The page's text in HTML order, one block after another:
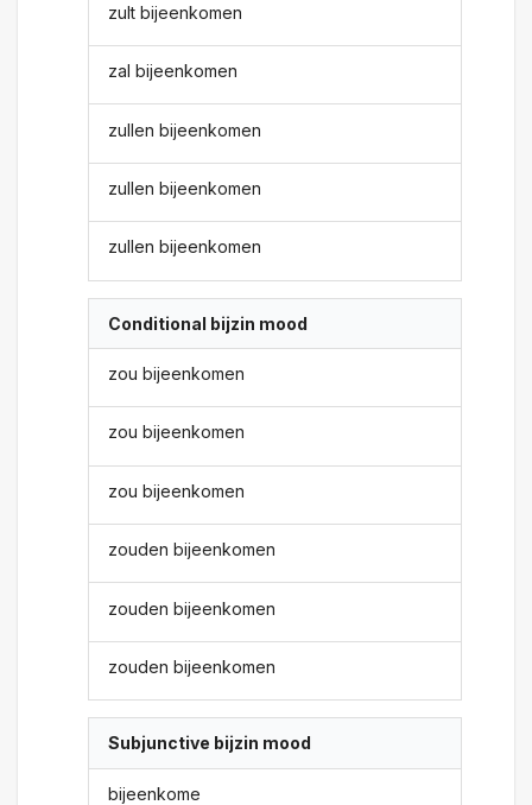
zult bijeenkomen
zal bijeenkomen
zullen bijeenkomen
zullen bijeenkomen
zullen bijeenkomen
Conditional bijzin mood
zou bijeenkomen
zou bijeenkomen
zou bijeenkomen
zouden bijeenkomen
zouden bijeenkomen
zouden bijeenkomen
Subjunctive bijzin mood
bijeenkome